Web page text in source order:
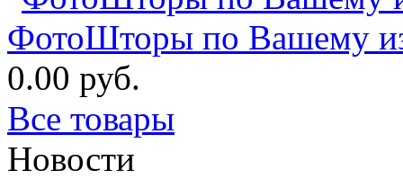
ФотоШторы по Вашему
0.00 руб.
Все товары
Новости